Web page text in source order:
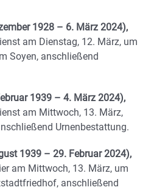
1928 – 6. März 2024),
am Dienstag, 12. März, um
Soyen, anschließend
1939 – 4. März 2024),
am Mittwoch, 13. März,
Urnenbestattung.
1939 – 29. Februar 2024),
am Mittwoch, 13. März, um
anschließend